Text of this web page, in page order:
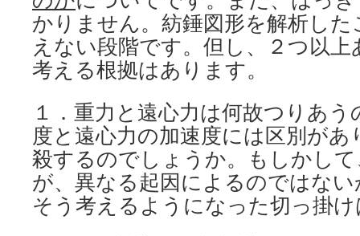
かりません。紡錘図形を解析し
えない段階です。但し、２つ以
考える根拠はあります。
１．重力と遠心力は何故つりあ
度と遠心力の加速度には区別があ
殺するのでしょうか。もしかし
が、異なる起因によるのではな
そう考えるようになった切っ掛